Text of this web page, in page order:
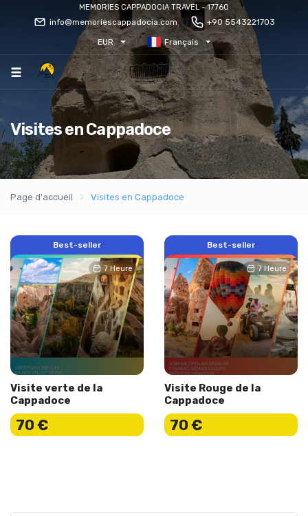
MEMORIES CAPPADOCIA TRAVEL - 17760
info@memoriescappadocia.com +90 5543221703
EUR Français
Visites en Cappadoce
Page d'accueil Visites en Cappadoce
Best-seller
7 Heure
Visite verte de la
Cappadoce
70 €
Best-seller
7 Heure
Visite Rouge de la
Cappadoce
70 €